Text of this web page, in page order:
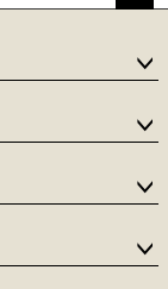
ップ